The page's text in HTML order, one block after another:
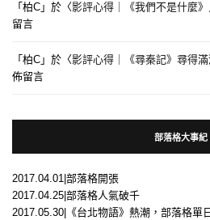
「 柏C 」於〈影評心得｜《我們不是什麼
留言
「 柏C 」於〈影評心得｜《尋秦記》尋得
佈留言
部落格大事紀
2017.04.01|部落格開張
2017.04.25|部落格人氣破千
2017.05.30|《台北物語》熱潮，部落格單